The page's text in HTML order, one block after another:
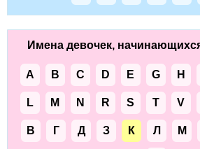
Имена девочек,
A B C D E G H
L M N R S T V
В Г Д З К Л М